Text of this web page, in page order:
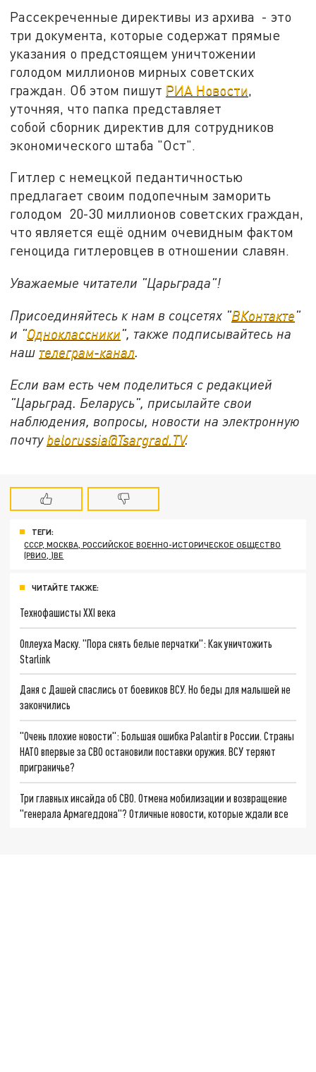
Рассекреченные директивы из архива - это
три документа, которые содержат прямые
указания о предстоящем уничтожении
голодом миллионов мирных советских
граждан. Об этом пишут РИА Новости,
уточняя, что папка представляет
собой сборник директив для сотрудников
экономического штаба "Ост".
Гитлер с немецкой педантичностью
предлагает своим подопечным заморить
голодом 20-30 миллионов советских граждан,
что является ещё одним очевидным фактом
геноцида гитлеровцев в отношении славян.
Уважаемые читатели "Царьграда"!
Присоединяйтесь к нам в соцсетях "ВКонтакте"
и "Одноклассники", также подписывайтесь на
наш телеграм-канал.
Если вам есть чем поделиться с редакцией
"Царьград. Беларусь", присылайте свои
наблюдения, вопросы, новости на электронную
почту belorussia@Tsargrad.TV.
ТЕГИ:
СССР, МОСКВА, РОССИЙСКОЕ ВОЕННО-ИСТОРИЧЕСКОЕ ОБЩЕСТВО
(РВИО, )ВЕ
ЧИТАЙТЕ ТАКЖЕ:
Технофашисты XXI века
Оплеуха Маску. "Пора снять белые перчатки": Как уничтожить
Starlink
Даня с Дашей спаслись от боевиков ВСУ. Но беды для малышей не
закончились
"Очень плохие новости": Большая ошибка Palantir в России. Страны
НАТО впервые за СВО остановили поставки оружия. ВСУ теряют
приграничье?
Три главных инсайда об СВО. Отмена мобилизации и возвращение
"генерала Армагеддона"? Отличные новости, которые ждали все